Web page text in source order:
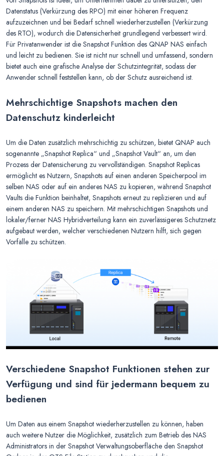
Datenstatus (Verkürzung des RPO) mit einer höheren Frequenz
aufzuzeichnen und bei Bedarf schnell wiederherzustellen (Verkürzung
des RTO), wodurch die Datensicherheit grundlegend verbessert wird.
Für Privatanwender ist die Snapshot Funktion des QNAP NAS einfach
und leicht zu bedienen. Sie ist nicht nur schnell und umfassend, sondern
bietet auch eine grafische Analyse der Schutzintegrität, sodass der
Anwender schnell feststellen kann, ob der Schutz ausreichend ist.
Mehrschichtige Snapshots machen den
Datenschutz kinderleicht
Um die Daten zusätzlich mehrschichtig zu schützen, bietet QNAP auch
sogenannte „Snapshot Replica“ und „Snapshot Vault“ an, um den
Prozess der Datensicherung zu vervollständigen. Snapshot Replicas
ermöglicht es Nutzern, Snapshots auf einen anderen Speicherpool im
selben NAS oder auf ein anderes NAS zu kopieren, während Snapshot
Vaults die Funktion beinhaltet, Snapshots erneut zu replizieren und auf
einem anderen NAS zu speichern. Mit mehrschichtigen Snapshots und
lokaler/ferner NAS Hybridverteilung kann ein zuverlässigeres Schutznetz
aufgebaut werden, welcher verschiedenen Nutzern hilft, sich gegen
Vorfälle zu schützen.
Verschiedene Snapshot Funktionen stehen zur
Verfügung und sind für jedermann bequem zu
bedienen
Um Daten aus einem Snapshot wiederherzustellen zu können, haben
auch weitere Nutzer die Möglichkeit, zusätzlich zum Betrieb des NAS
Administrators in der Snapshot Verwaltungsoberfläche den Snapshot